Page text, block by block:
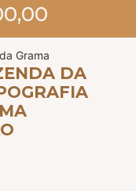
Grama
DA